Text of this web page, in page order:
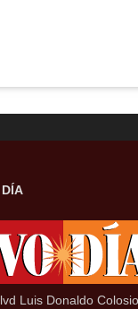
Luis Donaldo